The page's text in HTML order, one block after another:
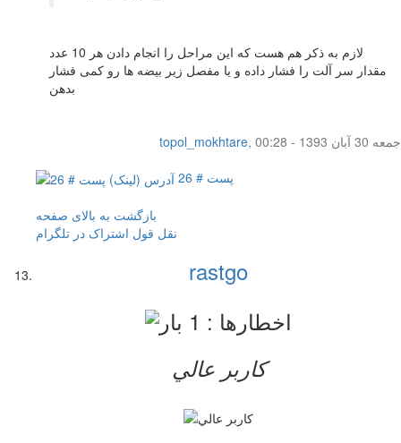
لازم به ذکر هم هست که این مراحل را انجام دادن هر 10 عدد
مقدار سر آلت را فشار داده و یا مفصل زیر بیضه ها رو کمی فشار
بدهن
topol_mokhtare,
جمعه 30 آبان 1393 - 00:28
پست # 26
بازگشت به بالای صفحه
نقل قول اشتراک در تلگرام
rastgo
کاربر عالي